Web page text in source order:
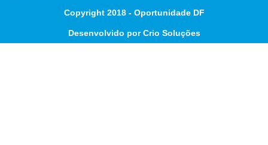
Copyright 2018 - Oportunidade DF
Desenvolvido por Crio Soluções